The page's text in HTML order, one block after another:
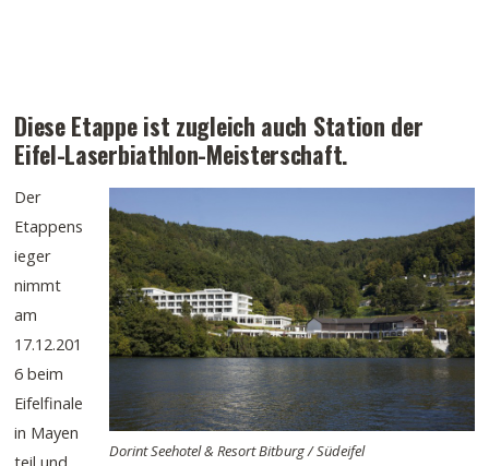
Diese Etappe ist zugleich auch Station der
Eifel-Laserbiathlon-Meisterschaft.
Dorint Seehotel & Resort Bitburg / Südeifel
Der
Etappens
ieger
nimmt
am
17.12.201
6 beim
Eifelfinale
in Mayen
teil und